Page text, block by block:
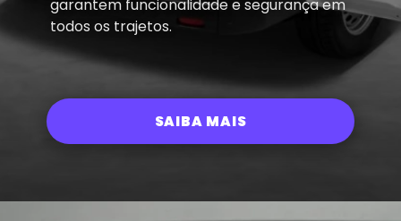
garantem funcionalidade e segurança em
todos os trajetos.
SAIBA MAIS